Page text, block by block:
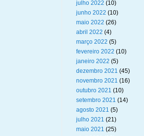
julho 2022 (10)
junho 2022 (10)
maio 2022 (26)
abril 2022 (4)
março 2022 (5)
fevereiro 2022 (10)
janeiro 2022 (5)
dezembro 2021 (45)
novembro 2021 (16)
outubro 2021 (10)
setembro 2021 (14)
agosto 2021 (5)
julho 2021 (21)
maio 2021 (25)